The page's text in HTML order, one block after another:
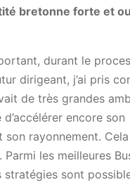
bretonne forte et
durant le
dirigeant, j’ai pris
de très grandes
encore son
rayonnement. Cela
les meilleures
stratégies sont